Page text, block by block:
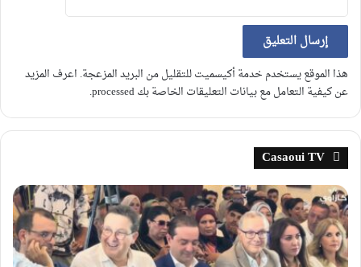
هذا الموقع يستخدم خدمة أكيسميت للتقليل من البريد المزعجة. اعرف المزيد
عن كيفية التعامل مع بيانات التعليقات الخاصة بك processed
.
Casaoui TV